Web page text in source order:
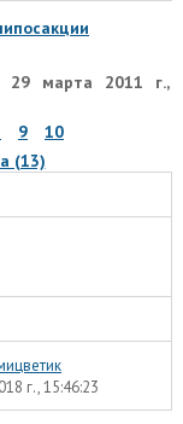
29 марта 2011 г.,
9
10
(13)
г., 15:46:23